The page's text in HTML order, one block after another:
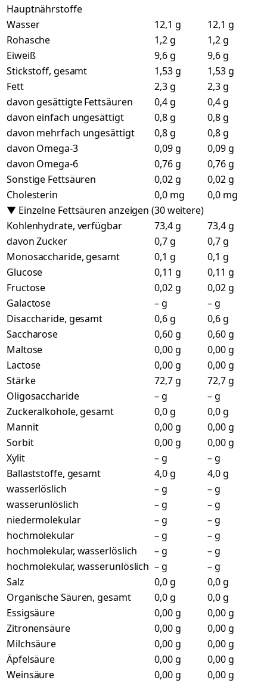
Hauptnährstoffe
Wasser
12,1 g
12,1 g
Rohasche
1,2 g
1,2 g
Eiweiß
9,6 g
9,6 g
Stickstoff, gesamt
1,53 g
1,53 g
Fett
2,3 g
2,3 g
davon gesättigte Fettsäuren
0,4 g
0,4 g
davon einfach ungesättigt
0,8 g
0,8 g
davon mehrfach ungesättigt
0,8 g
0,8 g
davon Omega-3
0,09 g
0,09 g
davon Omega-6
0,76 g
0,76 g
Sonstige Fettsäuren
0,02 g
0,02 g
Cholesterin
0,0 mg
0,0 mg
▼ Einzelne Fettsäuren anzeigen (30 weitere)
Kohlenhydrate, verfügbar
73,4 g
73,4 g
davon Zucker
0,7 g
0,7 g
Monosaccharide, gesamt
0,1 g
0,1 g
Glucose
0,11 g
0,11 g
Fructose
0,02 g
0,02 g
Galactose
– g
– g
Disaccharide, gesamt
0,6 g
0,6 g
Saccharose
0,60 g
0,60 g
Maltose
0,00 g
0,00 g
Lactose
0,00 g
0,00 g
Stärke
72,7 g
72,7 g
Oligosaccharide
– g
– g
Zuckeralkohole, gesamt
0,0 g
0,0 g
Mannit
0,00 g
0,00 g
Sorbit
0,00 g
0,00 g
Xylit
– g
– g
Ballaststoffe, gesamt
4,0 g
4,0 g
wasserlöslich
– g
– g
wasserunlöslich
– g
– g
niedermolekular
– g
– g
hochmolekular
– g
– g
hochmolekular, wasserlöslich
– g
– g
hochmolekular, wasserunlöslich – g
– g
Salz
0,0 g
0,0 g
Organische Säuren, gesamt
0,0 g
0,0 g
Essigsäure
0,00 g
0,00 g
Zitronensäure
0,00 g
0,00 g
Milchsäure
0,00 g
0,00 g
Äpfelsäure
0,00 g
0,00 g
Weinsäure
0,00 g
0,00 g